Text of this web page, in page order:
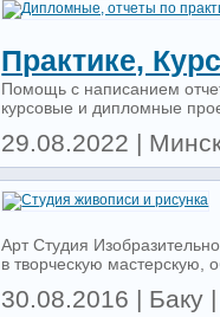
Практике,
Помощь с написанием
курсовые и дипломные
29.08.2022 |
Арт Студия
в творческую мастерскую,
30.08.2016 | Баку